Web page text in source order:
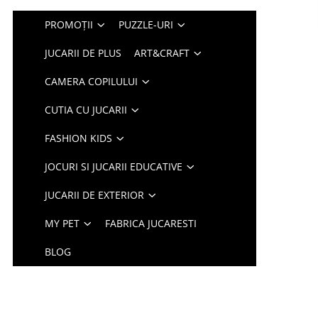
PROMOȚII PUZZLE-URI
JUCARII DE PLUS ART&CRAFT
CAMERA COPILULUI
CUTIA CU JUCARII
FASHION KIDS
JOCURI SI JUCARII EDUCATIVE
JUCARII DE EXTERIOR
MY PET FABRICA JUCARESTI
BLOG